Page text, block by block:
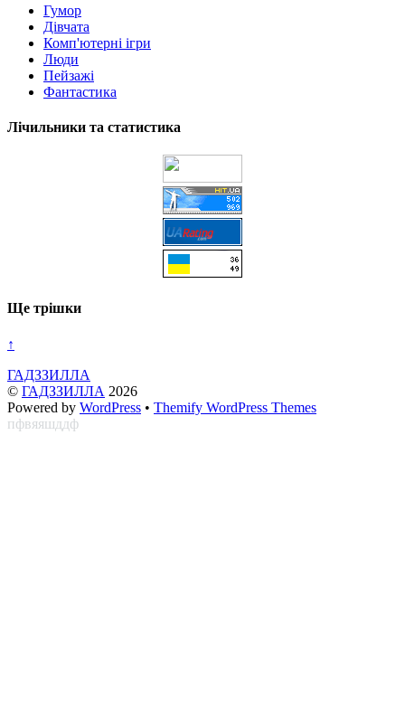
Гумор
Дівчата
Комп'ютерні ігри
Люди
Пейзажі
Фантастика
Лічильники та статистика
Ще трішки
↑
ГАДЗЗИЛЛА
© ГАДЗЗИЛЛА 2026
Powered by WordPress • Themify WordPress Themes
пфвяяшддф